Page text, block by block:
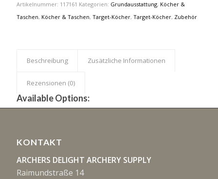
Artikelnummer: 117161 Kategorien: Grundausstattung, Köcher &
Taschen, Köcher & Taschen, Target-Köcher, Target-Köcher, Zubehör
Beschreibung Zusätzliche Informationen
Rezensionen (0)
Available Options:
KONTAKT
ARCHERS DELIGHT ARCHERY SUPPLY
Raimundstraße 14